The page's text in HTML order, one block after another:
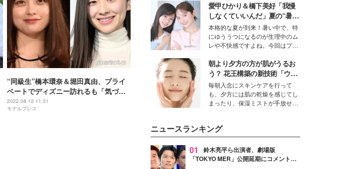
“同級生”橋本環奈＆堀田真由、プライ
ベートでディズニー訪れるも「気づか
れなくて」交流秘話明かす
2022.08.12 11:31
モデルプレス
ニオン好き”という共通点を持つモ
デルの宮城舞と島村雄大の特別対
談をお届け！それぞれの視点か
ら、今作ならではの魅力や予想外
の感動をもたらす奥深いストーリ
ーについて熱く語り合ってもらっ
た。
愛甲ひかり＆橋下美好「我慢
しなくていいんだ」夏の“暑さ
対策”の新しい選択肢とは？
本格的な夏が到来！暑い中で、特
にゆううつになるのが生理中のム
レや不快感ですよね。今回はプラ
モデル・愛甲ひかりさんと橋下美
好さんを迎えて本音で女子会トー
ク。猛暑のお出かけを快適に過ご
すヒントや、2人が感動した夏の
生理の新常識にも迫りました。
朝より夕方の方が肌がうるお
う？ 花王構築の新技術「ウォ
ーターキャプチャリングスキ
ン（捕水肌）」がスキンケア
の常識を変える予感
毎朝入念にスキンケアを行って
も、夕方には肌の乾燥を感じてし
まったり、保湿ミストが手放せな
性を秘めた、革新的な「Water
Capturing Skin（ウォーターキャ
プチャリングスキン：捕水肌）」
技術を、花王が構築した。
ニュースランキング
01
鈴木亮平ら出演者、劇場版
「TOKYO MER」公開延期にコメント